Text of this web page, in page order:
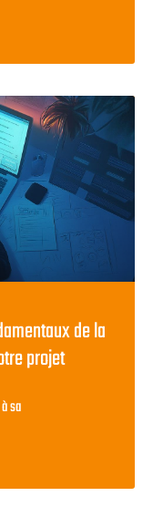
de la
projet
sa